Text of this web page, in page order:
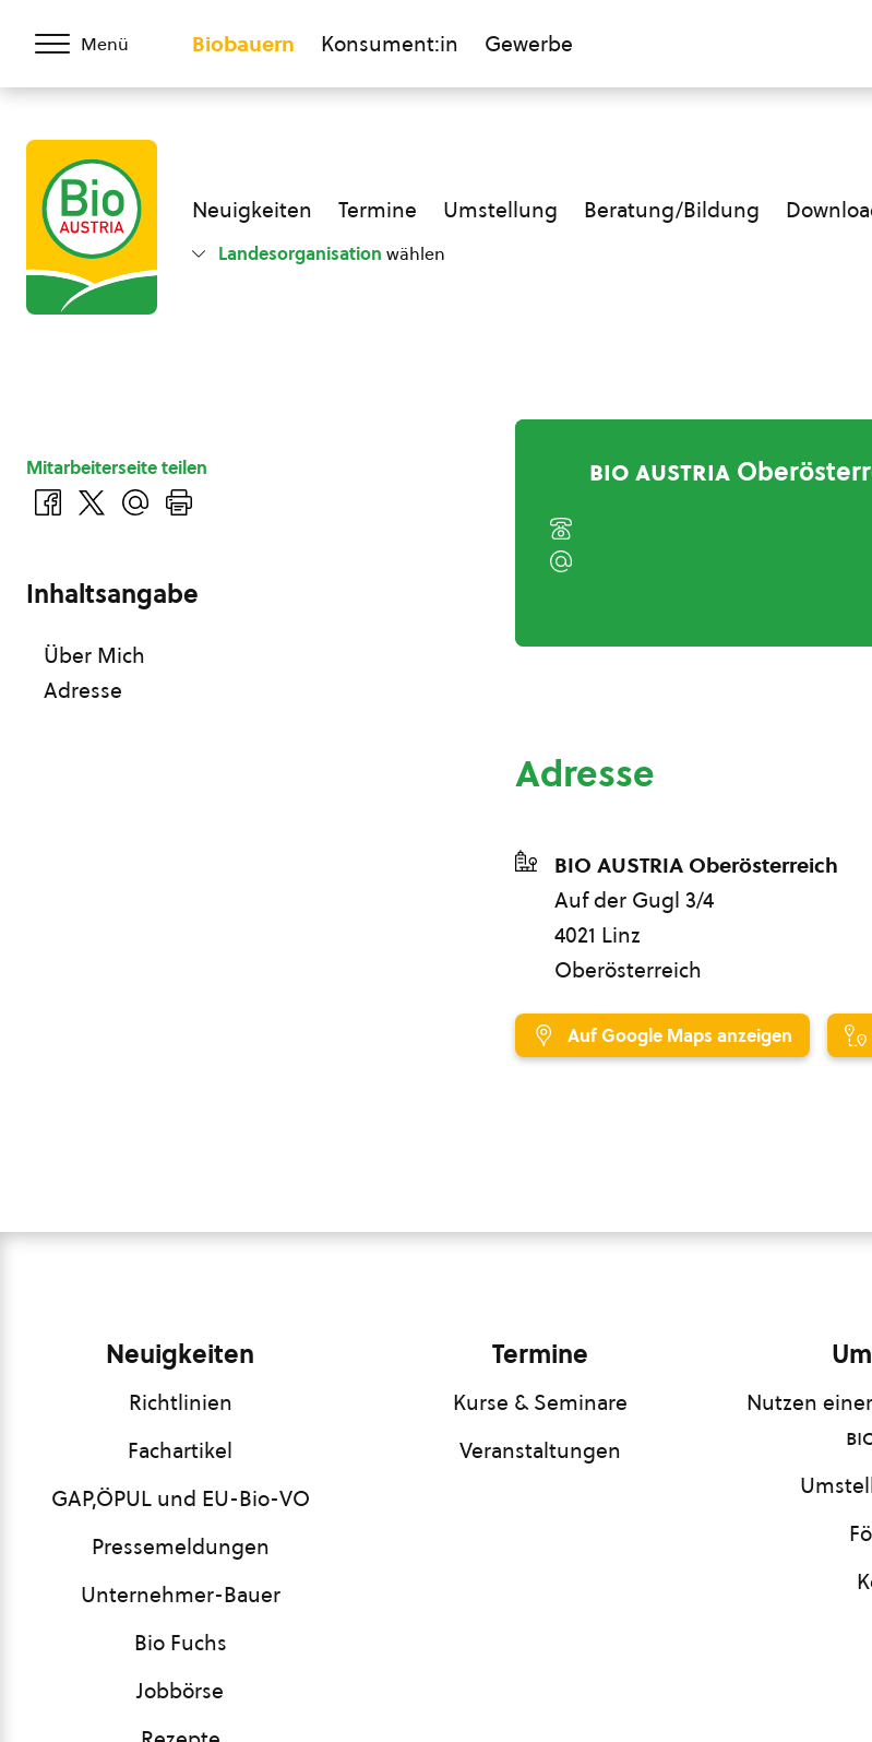
Menü Biobauern Konsument:in Gewerbe
Neuigkeiten Termine Umstellung Beratung/Bildung
Landesorganisation wählen
bio austria
Adresse
BIO AUSTRIA Oberösterreich
Auf der Gugl 3/4
4021 Linz
Oberösterreich
Auf Google Maps anzeigen
Mitarbeiterseite teilen
Inhaltsangabe
Über Mich
Adresse
Neuigkeiten
Richtlinien
Fachartikel
GAP,ÖPUL und EU-Bio-VO
Pressemeldungen
Unternehmer-Bauer
Bio Fuchs
Jobbörse
Termine
Kurse & Seminare
Veranstaltungen
Nutzen